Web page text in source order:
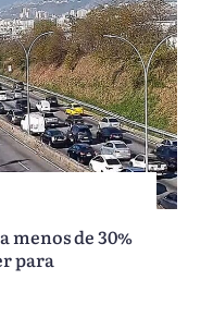
menos de 30%
para